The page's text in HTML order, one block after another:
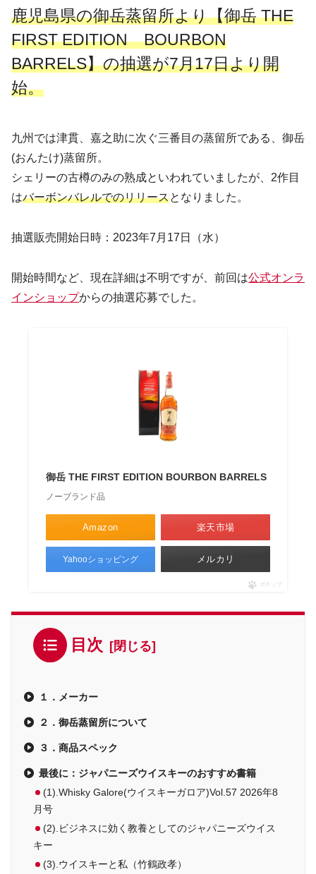
鹿児島県の御岳蒸留所より【御岳 THE
FIRST EDITION BOURBON
BARRELS】の抽選が7月17日より開
始。
九州では津貫、嘉之助に次ぐ三番目の蒸留所である、御岳
(おんたけ)蒸留所。
シェリーの古樽のみの熟成といわれていましたが、2作目
はバーボンバレルでのリリースとなりました。
抽選販売開始日時：2023年7月17日（水）
開始時間など、現在詳細は不明ですが、前回は公式オンラ
インショップからの抽選応募でした。
御岳 THE FIRST EDITION BOURBON BARRELS
ノーブランド品
Amazon 楽天市場
Yahooショッピング メルカリ
ポチップ
目次
１．メーカー
２．御岳蒸留所について
３．商品スペック
最後に：ジャパニーズウイスキーのおすすめ書籍
(1).Whisky Galore(ウイスキーガロア)Vol.57 2026年8
月号
(2).ビジネスに効く教養としてのジャパニーズウイス
キー
(3).ウイスキーと私（竹鶴政孝）